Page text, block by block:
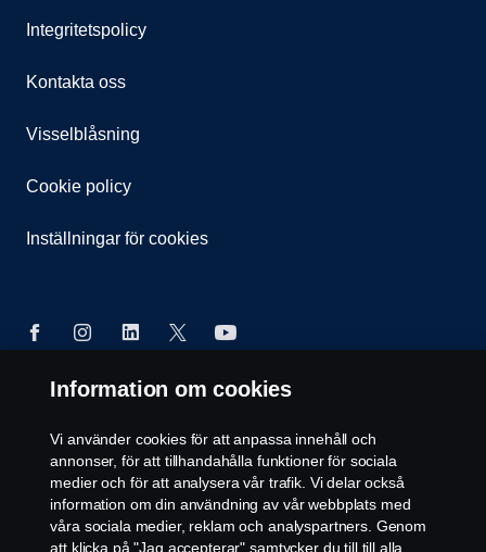
Integritetspolicy
Kontakta oss
Visselblåsning
Cookie policy
Inställningar för cookies
CV AB (publ), SE-572 36 Oskarshamn, Sweden,
Tel: +46-491 76 50 00
Information om cookies
Vi använder cookies för att anpassa innehåll och
annonser, för att tillhandahålla funktioner för sociala
medier och för att analysera vår trafik. Vi delar också
information om din användning av vår webbplats med
våra sociala medier, reklam och analyspartners. Genom
att klicka på "Jag accepterar" samtycker du till till alla